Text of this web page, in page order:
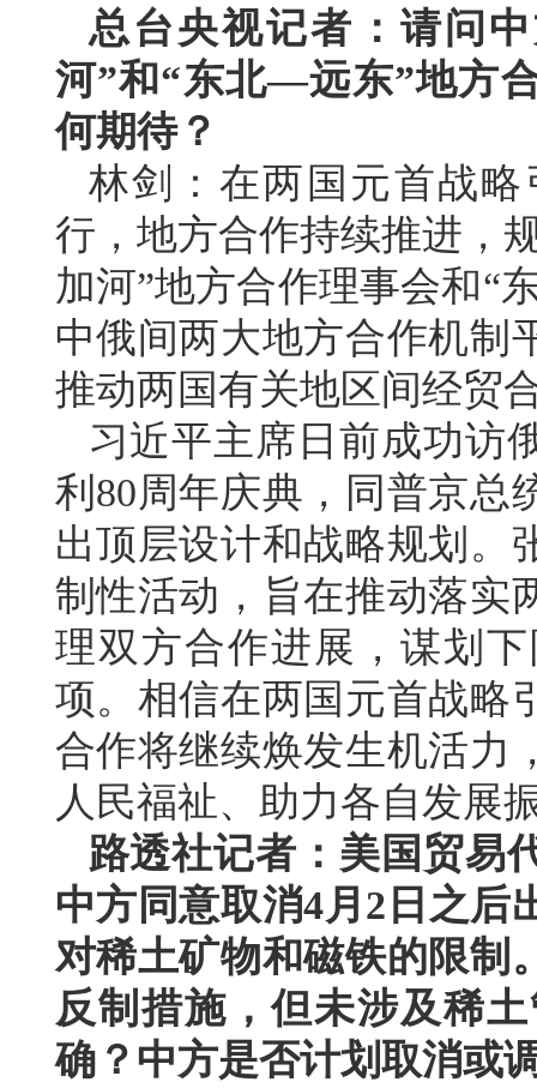
总台央视记者：请问
河”和“东北—远东”地方
何期待？
林剑：在两国元首战
行，地方合作持续推进，
加河”地方合作理事会和“
中俄间两大地方合作机制
推动两国有关地区间经贸
习近平主席日前成功访
利80周年庆典，同普京总
出顶层设计和战略规划。
制性活动，旨在推动落实
理双方合作进展，谋划
项。相信在两国元首战略
合作将继续焕发生机活力
人民福祉、助力各自发展
路透社记者：美国贸易
中方同意取消4月2日之后
对稀土矿物和磁铁的限制
反制措施，但未涉及稀
确？中方是否计划取消或